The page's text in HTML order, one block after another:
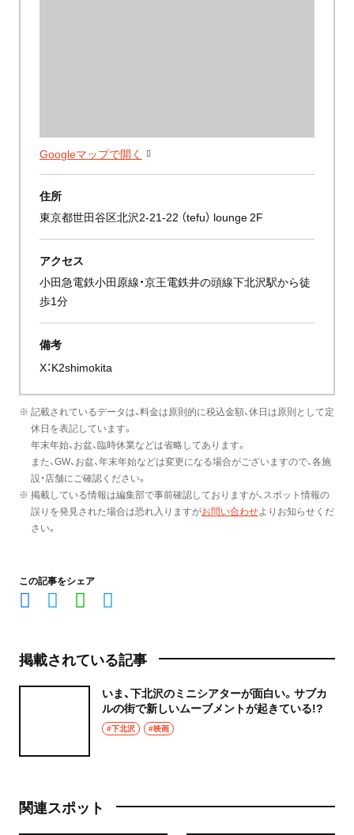
Googleマップで開く
住所
東京都世田谷区北沢2-21-22 （tefu） lounge 2F
アクセス
小田急電鉄小田原線・京王電鉄井の頭線下北沢駅から徒
歩1分
備考
X：K2shimokita
※ 記載されているデータは、料金は原則的に税込金額、休日は原則として定
休日を表記しています。
年末年始、お盆、臨時休業などは省略してあります。
また、GW、お盆、年末年始などは変更になる場合がございますので、各施
設・店舗にご確認ください。
※ 掲載している情報は編集部で事前確認しておりますが、スポット情報の
誤りを発見された場合は恐れ入りますがお問い合わせよりお知らせくだ
さい。
この記事をシェア
掲載されている記事
いま、下北沢のミニシアターが面白い。サブカ
ルの街で新しいムーブメントが起きている!?
#下北沢 #映画
関連スポット